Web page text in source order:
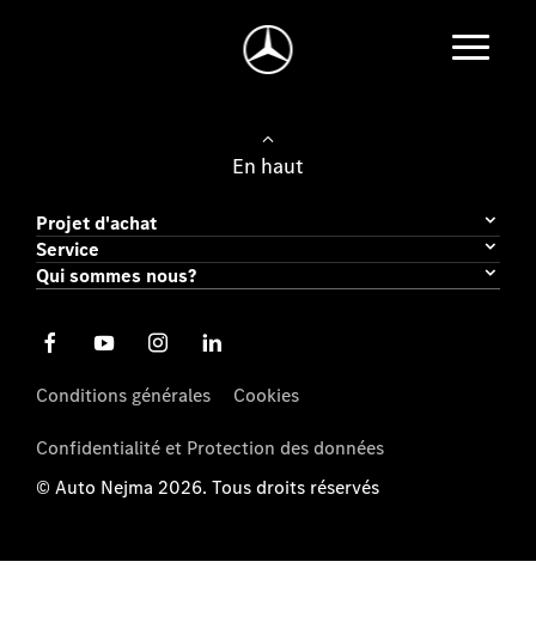
En haut
Projet d'achat
Service
Qui sommes nous?
© Auto Nejma 2026. Tous droits réservés
Conditions générales Cookies
Confidentialité et Protection des données